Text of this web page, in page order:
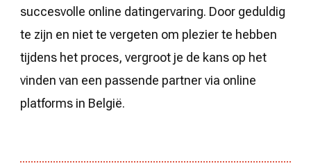
succesvolle online datingervaring. Door geduldig
te zijn en niet te vergeten om plezier te hebben
tijdens het proces, vergroot je de kans op het
vinden van een passende partner via online
platforms in België.